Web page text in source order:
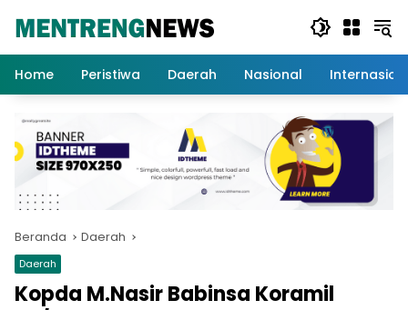
Home
Peristiwa Daerah Nasional
Beranda Daerah
Daerah
Kopda M.Nasir Babinsa Koramil